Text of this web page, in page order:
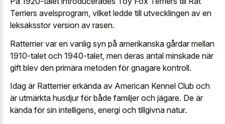
Terriers avelsprogram, vilket ledde till utvecklingen av en
leksaksstor version av rasen.
Ratterrier var en vanlig syn på amerikanska gårdar mellan
1910-talet och 1940-talet, men deras antal minskade när
gift blev den primära metoden för gnagare kontroll.
Idag är Ratterrier erkända av American Kennel Club och
är utmärkta husdjur för både familjer och jägare. De är
kända för sin intelligens, energi och tillgivna natur.